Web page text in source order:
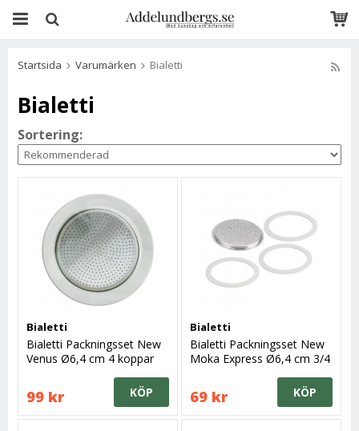
Startsida Varumärken Bialetti
Bialetti
Sortering:
Bialetti
Bialetti Packningsset New
Venus Ø6,4 cm 4 koppar
99 kr KÖP
Bialetti
Bialetti Packningsset New
Moka Express Ø6,4 cm 3/4
69 kr KÖP